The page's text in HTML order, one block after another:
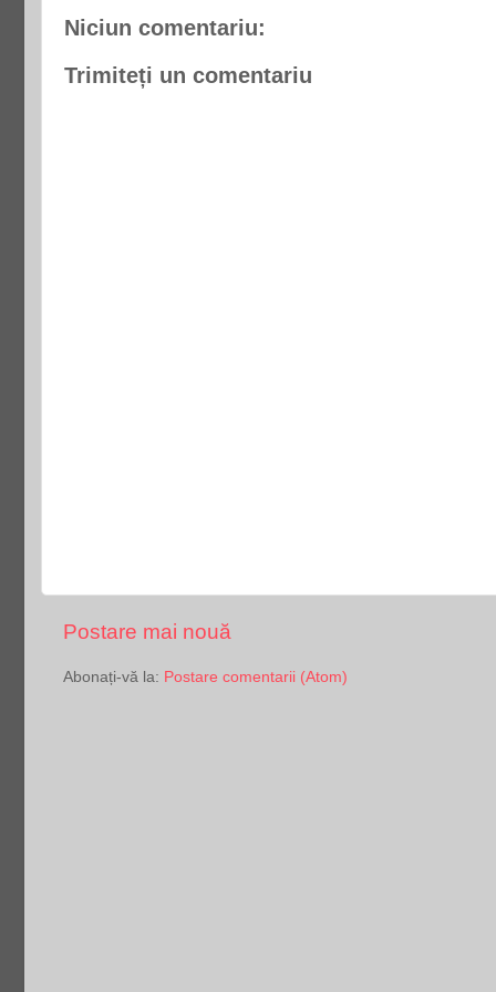
Niciun comentariu:
Trimiteți un comentariu
Postare mai nouă
Abonați-vă la: Postare comentarii (Atom)